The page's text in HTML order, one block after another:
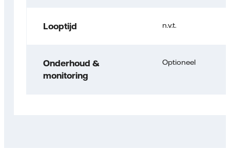
Looptijd n.v.t.
Onderhoud &
monitoring
Optioneel